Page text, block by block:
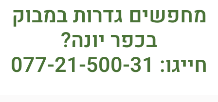
מחפשים גדרות במבוק
בכפר יונה?
חייגו: 077-21-500-31